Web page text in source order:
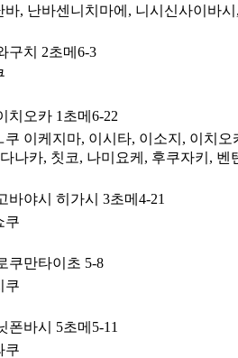
바, 난바센니치마에, 니시신사이바
구치 2초메6-3
치오카 1초메6-22
쿠 이케지마, 이시타, 이소지, 이치
나카, 칫코, 나미요케, 후쿠자키, 벤
바야시 히가시 3초메4-21
쿠
쿠만타이초 5-8
쿠
폰바시 5초메5-11
쿠